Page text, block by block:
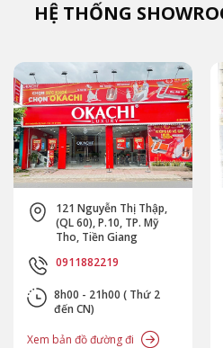
HỆ THỐNG
121 Nguyễn Thị Thập,
(QL 60), P.10, TP. Mỹ
Tho, Tiền Giang
0911882219
8h00 - 21h00 ( Thứ 2
đến CN)
Xem bản đồ đường đi